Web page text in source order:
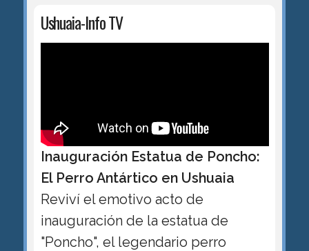
Ushuaia-Info TV
Inauguración Estatua de Poncho:
El Perro Antártico en Ushuaia
Reviví el emotivo acto de
inauguración de la estatua de
"Poncho", el legendario perro